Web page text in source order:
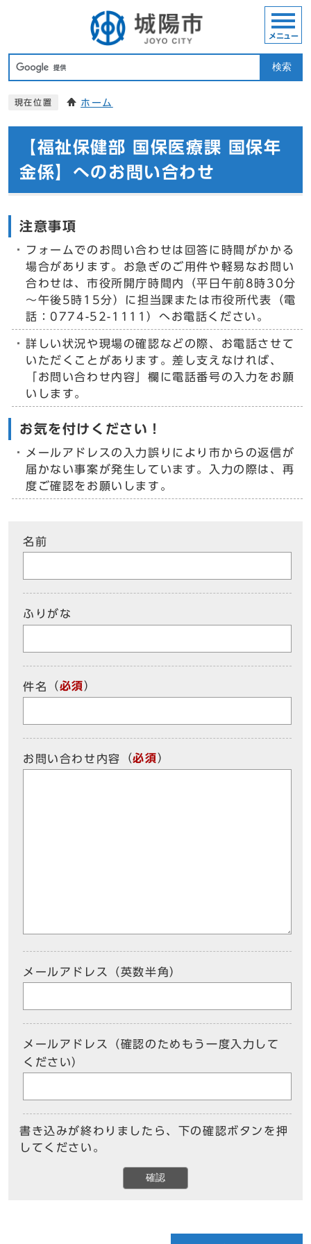
検索
メニュー
現在位置 ホーム
【福祉保健部 国保医療課 国保年
金係】へのお問い合わせ
注意事項
フォームでのお問い合わせは回答に時間がかかる
場合があります。お急ぎのご用件や軽易なお問い
合わせは、市役所開庁時間内（平日午前8時30分
～午後5時15分）に担当課または市役所代表（電
話：0774-52-1111）へお電話ください。
詳しい状況や現場の確認などの際、お電話させて
いただくことがあります。差し支えなければ、
「お問い合わせ内容」欄に電話番号の入力をお願
いします。
お気を付けください！
メールアドレスの入力誤りにより市からの返信が
届かない事案が発生しています。入力の際は、再
度ご確認をお願いします。
名前
ふりがな
件名 （必須）
お問い合わせ内容 （必須）
メールアドレス（英数半角）
メールアドレス（確認のためもう一度入力して
ください）
書き込みが終わりましたら、下の確認ボタンを押
してください。
確認